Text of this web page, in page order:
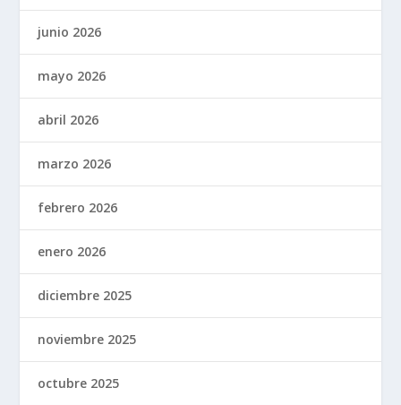
junio 2026
mayo 2026
abril 2026
marzo 2026
febrero 2026
enero 2026
diciembre 2025
noviembre 2025
octubre 2025